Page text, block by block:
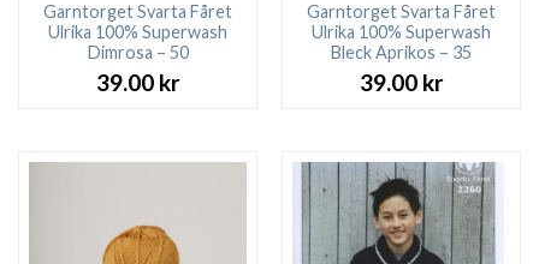
Garntorget Svarta Fåret
Ulrika 100% Superwash
Dimrosa – 50
39.00 kr
Garntorget Svarta Fåret
Ulrika 100% Superwash
Bleck Aprikos – 35
39.00 kr